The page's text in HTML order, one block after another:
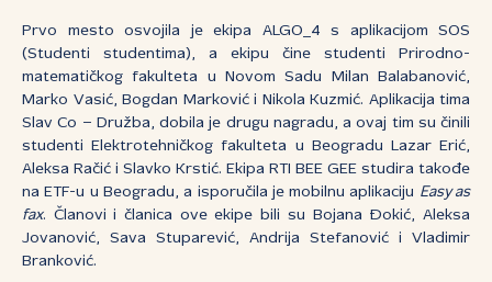
Prvo mesto osvojila je ekipa ALGO_4 s aplikacijom SOS
(Studenti studentima), a ekipu čine studenti Prirodno-
matematičkog fakulteta u Novom Sadu Milan Balabanović,
Marko Vasić, Bogdan Marković i Nikola Kuzmić. Aplikacija tima
Slav Co – Družba, dobila je drugu nagradu, a ovaj tim su činili
studenti Elektrotehničkog fakulteta u Beogradu Lazar Erić,
Aleksa Račić i Slavko Krstić. Ekipa RTI BEE GEE studira takođe
na ETF-u u Beogradu, a isporučila je mobilnu aplikaciju Easy as
fax. Članovi i članica ove ekipe bili su Bojana Đokić, Aleksa
Jovanović, Sava Stuparević, Andrija Stefanović i Vladimir
Branković.